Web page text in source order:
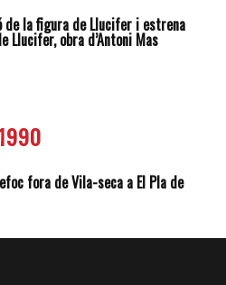
de la figura de Llucifer i estrena
Llucifer, obra d’Antoni Mas
fora de Vila-seca a El Pla de